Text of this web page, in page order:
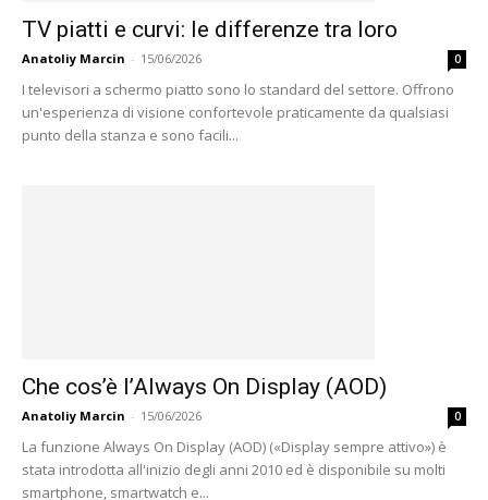
TV piatti e curvi: le differenze tra loro
Anatoliy Marcin - 15/06/2026 0
I televisori a schermo piatto sono lo standard del settore. Offrono
un'esperienza di visione confortevole praticamente da qualsiasi
punto della stanza e sono facili...
Che cos’è l’Always On Display (AOD)
Anatoliy Marcin - 15/06/2026 0
La funzione Always On Display (AOD) («Display sempre attivo») è
stata introdotta all'inizio degli anni 2010 ed è disponibile su molti
smartphone, smartwatch e...